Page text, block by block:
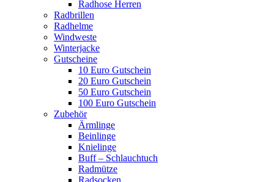
Radhose Herren
Radbrillen
Radhelme
Windweste
Winterjacke
Gutscheine
10 Euro Gutschein
20 Euro Gutschein
50 Euro Gutschein
100 Euro Gutschein
Zubehör
Ärmlinge
Beinlinge
Knielinge
Buff – Schlauchtuch
Radmütze
Radsocken